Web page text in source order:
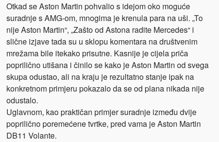
Otkad se Aston Martin pohvalio s idejom oko moguće
suradnje s AMG-om, mnogima je krenula para na uši. „To
nije Aston Martin“, „Zašto od Astona radite Mercedes“ i
slične izjave tada su u sklopu komentara na društvenim
mrežama bile itekako prisutne. Kasnije je cijela priča
poprilično utišana i činilo se kako je Aston Martin od svega
skupa odustao, ali na kraju je rezultatno stanje ipak na
konkretnom primjeru pokazalo da se od plana nikada nije
odustalo.
Uglavnom, kao praktičan primjer suradnje između dvije
poprilično poremećene tvrtke, pred vama je Aston Martin
DB11 Volante.